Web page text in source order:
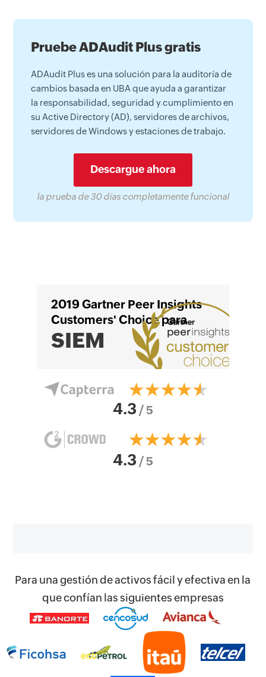
Pruebe ADAudit Plus gratis
ADAudit Plus es una solución para la auditoría de
cambios basada en UBA que ayuda a garantizar
la responsabilidad, seguridad y cumplimiento en
su Active Directory (AD), servidores de archivos,
servidores de Windows y estaciones de trabajo.
Descargue ahora
la prueba de 30 días completamente funcional
2019 Gartner Peer Insights
Customers' Choice para
SIEM
4.3 / 5
4.3 / 5
Para una gestión de activos fácil y efectiva en la
que confían las siguientes empresas